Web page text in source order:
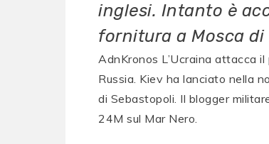
inglesi. Intanto è
fornitura a Mosca
AdnKronos L’Ucraina attacca
Russia. Kiev ha lanciato nella
di Sebastopoli. Il blogger
24M sul Mar Nero.